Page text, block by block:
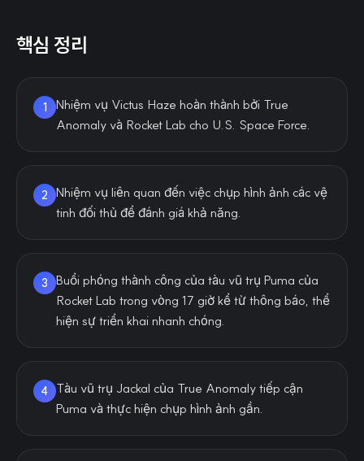
핵심 정리
1
Nhiệm vụ Victus Haze hoàn thành bởi True
Anomaly và Rocket Lab cho U.S. Space Force.
2
Nhiệm vụ liên quan đến việc chụp hình ảnh các vệ
tinh đối thủ để đánh giá khả năng.
3
Buổi phóng thành công của tàu vũ trụ Puma của
Rocket Lab trong vòng 17 giờ kể từ thông báo, thể
hiện sự triển khai nhanh chóng.
4
Tàu vũ trụ Jackal của True Anomaly tiếp cận
Puma và thực hiện chụp hình ảnh gần.